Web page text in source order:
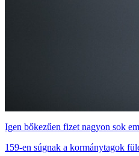
Igen bőkezűen fizet nagyon sok
159-en súgnak a kormánytagok